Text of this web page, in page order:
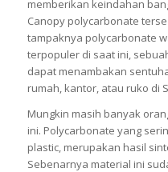
memberikan keindahan
Canopy polycarbonate
tampaknya polycarbonate
terpopuler di saat ini,
dapat menambakan
rumah, kantor, atau ruko di
Mungkin masih banyak
ini. Polycarbonate yang
plastic, merupakan hasil
Sebenarnya material ini